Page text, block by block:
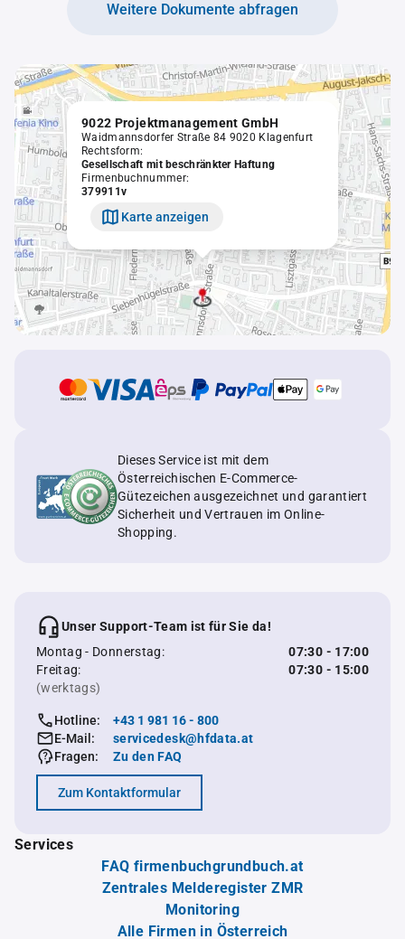
Weitere Dokumente abfragen
9022 Projektmanagement GmbH
Waidmannsdorfer Straße 84 9020 Klagenfurt
Rechtsform:
Gesellschaft mit beschränkter Haftung
Firmenbuchnummer:
379911v
Karte anzeigen
Dieses Service ist mit dem
Österreichischen E-Commerce-
Gütezeichen ausgezeichnet und garantiert
Sicherheit und Vertrauen im Online-
Shopping.
Unser Support-Team ist für Sie da!
Montag - Donnerstag:
07:30 - 17:00
Freitag:
07:30 - 15:00
(werktags)
Hotline:
+43 1 981 16 - 800
E-Mail:
servicedesk@hfdata.at
Fragen:
Zu den FAQ
Zum Kontaktformular
Services
FAQ firmenbuchgrundbuch.at
Zentrales Melderegister ZMR
Monitoring
Alle Firmen in Österreich